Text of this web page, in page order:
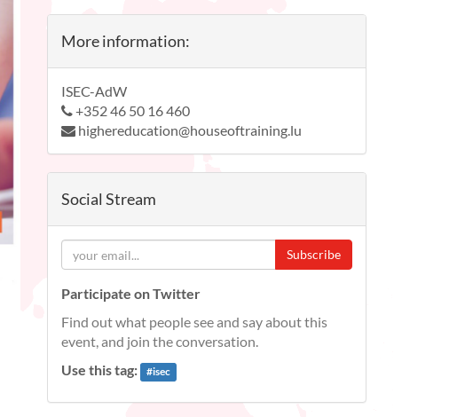
More information:
ISEC-AdW
+352 46 50 16 460
highereducation@houseoftraining.lu
Social Stream
Subscribe
Participate on Twitter
Find out what people see and say about this
event, and join the conversation.
Use this tag:
#isec